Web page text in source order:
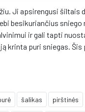
Ji apsirengusi šiltais
besikuriančius sniego
ir gali tapti
krinta puri sniegas. Šis
šalikas pirštinės